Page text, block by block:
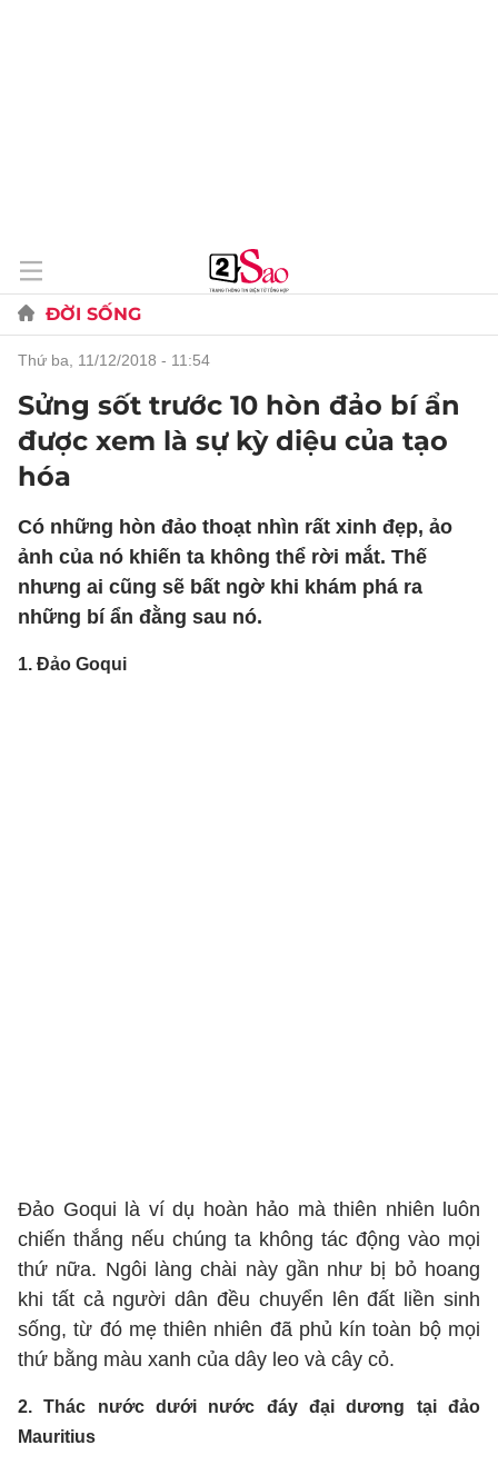
ĐỜI SỐNG
thứ ba, 11/12/2018 - 11:54
Sửng sốt trước 10 hòn đảo bí ẩn
được xem là sự kỳ diệu của tạo
hóa
Có những hòn đảo thoạt nhìn rất xinh đẹp, ảo
ảnh của nó khiến ta không thể rời mắt. Thế
nhưng ai cũng sẽ bất ngờ khi khám phá ra
những bí ẩn đằng sau nó.
1. Đảo Goqui
Đảo Goqui là ví dụ hoàn hảo mà thiên nhiên luôn
chiến thắng nếu chúng ta không tác động vào mọi
thứ nữa. Ngôi làng chài này gần như bị bỏ hoang
khi tất cả người dân đều chuyển lên đất liền sinh
sống, từ đó mẹ thiên nhiên đã phủ kín toàn bộ mọi
thứ bằng màu xanh của dây leo và cây cỏ.
2. Thác nước dưới nước đáy đại dương tại đảo
Mauritius